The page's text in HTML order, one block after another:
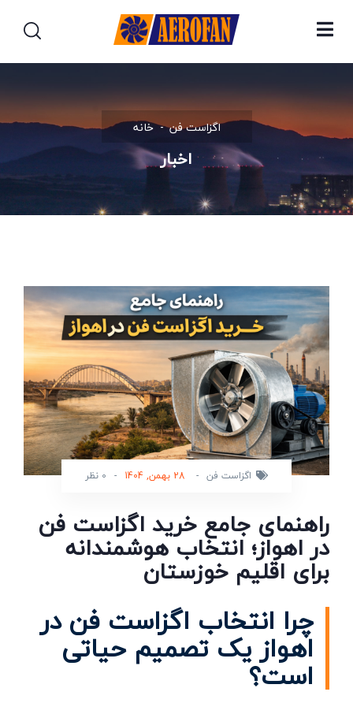
خانه اگزاست فن
اخبار
اگزاست فن - 28 بهمن, 1404 - 0 نظر
راهنمای جامع خرید اگزاست فن
در اهواز؛ انتخاب هوشمندانه
برای اقلیم خوزستان
چرا انتخاب اگزاست فن در
اهواز یک تصمیم حیاتی
است؟